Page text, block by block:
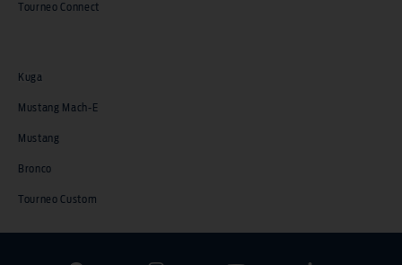
Tourneo Connect
Kuga
Mustang Mach-E
Mustang
Bronco
Tourneo Custom